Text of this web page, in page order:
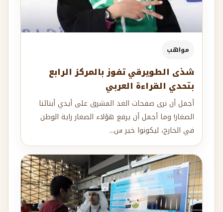
مواهب
شذى الطويرقي تفوز بالمركز الرابع
بتحدي القراءة العربي
أجمل أن نرى صفحات الغد المشرق على أيدي أبنائنا
الصغار! وما أجمل أن يرفع هؤلاء الصغار راية الوطن
في الخارج، ليكونوا خير س...